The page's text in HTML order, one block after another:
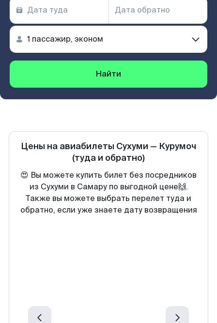
Найти
Цены на авиабилеты Сухуми — Курумоч
(туда и обратно)
😍 Вы можете купить билет без посредников
из Сухуми в Самару по выгодной цене🙌.
Также вы можете выбрать перелет туда и
обратно, если уже знаете дату возвращения